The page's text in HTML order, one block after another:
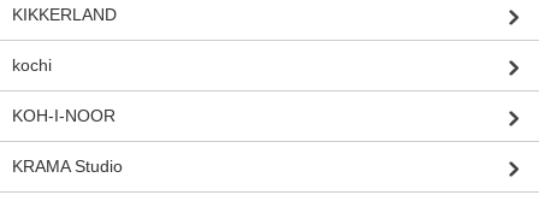
KIKKERLAND
kochi
KOH-I-NOOR
KRAMA Studio